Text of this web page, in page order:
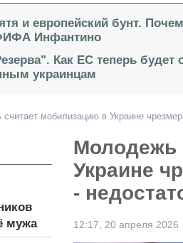
и европейский бунт.
Инфантино
Как ЕС теперь будет
украинцам
мобилизацию в Украине
мужа
Молодежь
Украине
-
12:17, 20 апреля 2026